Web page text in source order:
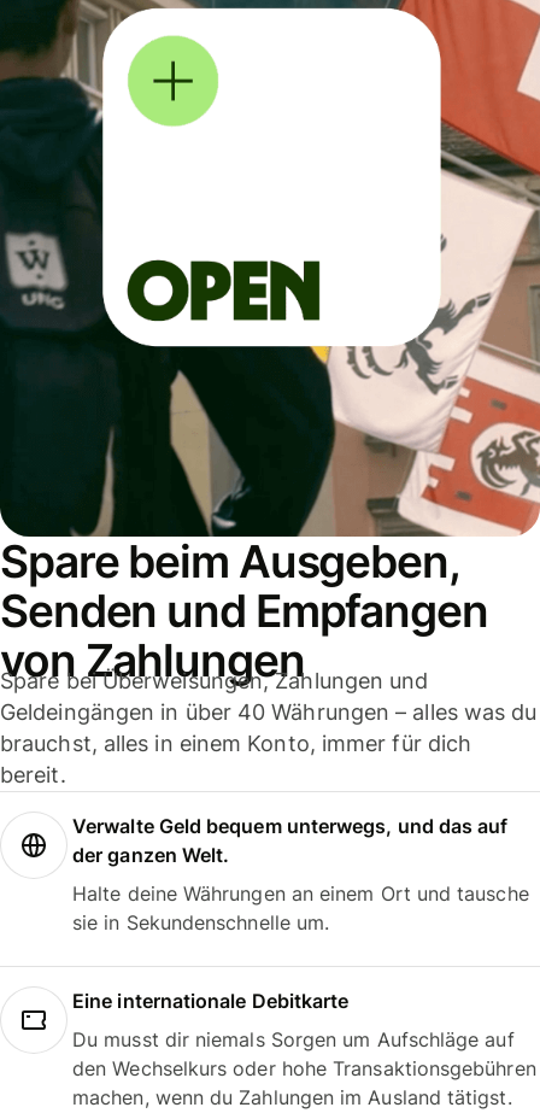
Spare beim Ausgeben,
Senden und Empfangen
von Zahlungen
Spare bei Überweisungen, Zahlungen und
Geldeingängen in über 40 Währungen – alles was du
brauchst, alles in einem Konto, immer für dich
bereit.
Verwalte Geld bequem unterwegs, und das auf
der ganzen Welt.
Halte deine Währungen an einem Ort und tausche
sie in Sekundenschnelle um.
Eine internationale Debitkarte
Du musst dir niemals Sorgen um Aufschläge auf
den Wechselkurs oder hohe Transaktionsgebühren
machen, wenn du Zahlungen im Ausland tätigst.